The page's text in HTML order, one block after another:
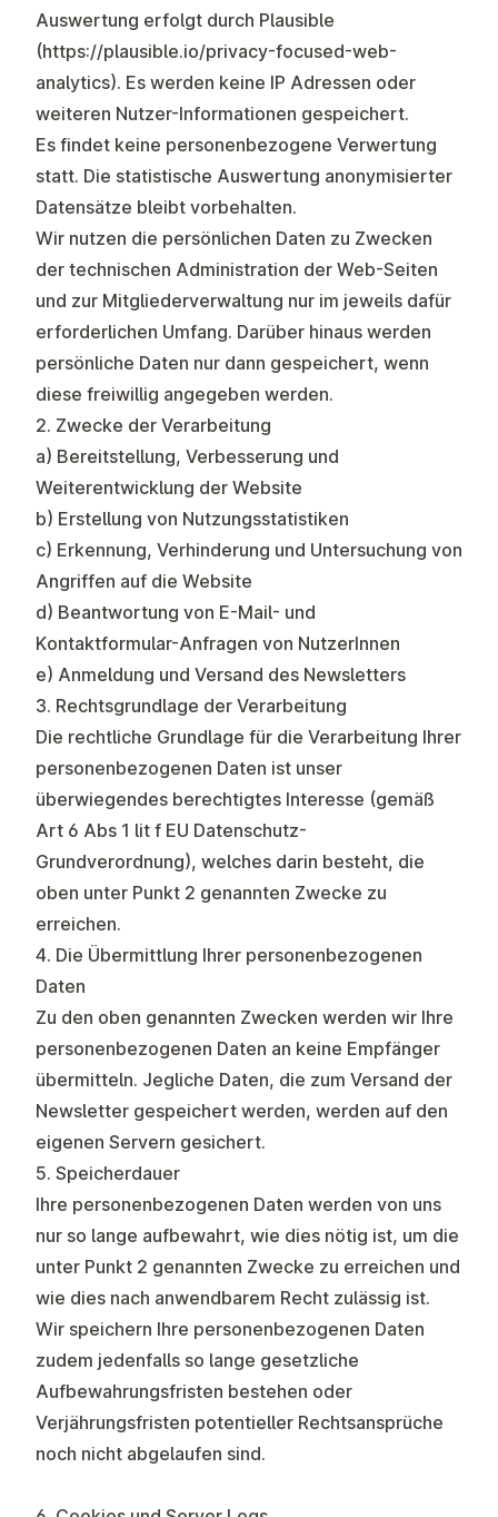
Auswertung erfolgt durch Plausible
(https://plausible.io/privacy-focused-web-
analytics). Es werden keine IP Adressen oder
weiteren Nutzer-Informationen gespeichert.
Es findet keine personenbezogene Verwertung
statt. Die statistische Auswertung anonymisierter
Datensätze bleibt vorbehalten.
Wir nutzen die persönlichen Daten zu Zwecken
der technischen Administration der Web-Seiten
und zur Mitgliederverwaltung nur im jeweils dafür
erforderlichen Umfang. Darüber hinaus werden
persönliche Daten nur dann gespeichert, wenn
diese freiwillig angegeben werden.
2. Zwecke der Verarbeitung
a) Bereitstellung, Verbesserung und
Weiterentwicklung der Website
b) Erstellung von Nutzungsstatistiken
c) Erkennung, Verhinderung und Untersuchung von
Angriffen auf die Website
d) Beantwortung von E-Mail- und
Kontaktformular-Anfragen von NutzerInnen
e) Anmeldung und Versand des Newsletters
3. Rechtsgrundlage der Verarbeitung
Die rechtliche Grundlage für die Verarbeitung Ihrer
personenbezogenen Daten ist unser
überwiegendes berechtigtes Interesse (gemäß
Art 6 Abs 1 lit f EU Datenschutz-
Grundverordnung), welches darin besteht, die
oben unter Punkt 2 genannten Zwecke zu
erreichen.
4. Die Übermittlung Ihrer personenbezogenen
Daten
Zu den oben genannten Zwecken werden wir Ihre
personenbezogenen Daten an keine Empfänger
übermitteln. Jegliche Daten, die zum Versand der
Newsletter gespeichert werden, werden auf den
eigenen Servern gesichert.
5. Speicherdauer
Ihre personenbezogenen Daten werden von uns
nur so lange aufbewahrt, wie dies nötig ist, um die
unter Punkt 2 genannten Zwecke zu erreichen und
wie dies nach anwendbarem Recht zulässig ist.
Wir speichern Ihre personenbezogenen Daten
zudem jedenfalls so lange gesetzliche
Aufbewahrungsfristen bestehen oder
Verjährungsfristen potentieller Rechtsansprüche
noch nicht abgelaufen sind.